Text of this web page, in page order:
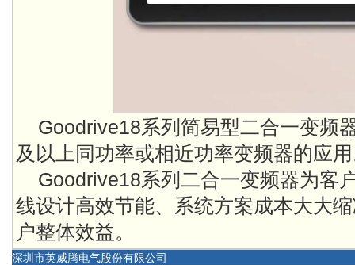
Goodrive18系列简易型二合一变频
及以上同功率或相近功率变频器的应
Goodrive18系列二合一变频器为客
线设计高效节能、系统方案成本大大
户整体效益。
深圳市英威腾电气股份有限公司